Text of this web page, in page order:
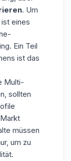
. Um
eines
Ein Teil
ist das
Multi-
sollten
müssen
um zu